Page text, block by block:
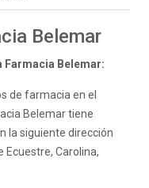
Belemar
Farmacia Belemar:
de farmacia en el
Belemar tiene
la siguiente dirección
Ecuestre, Carolina,